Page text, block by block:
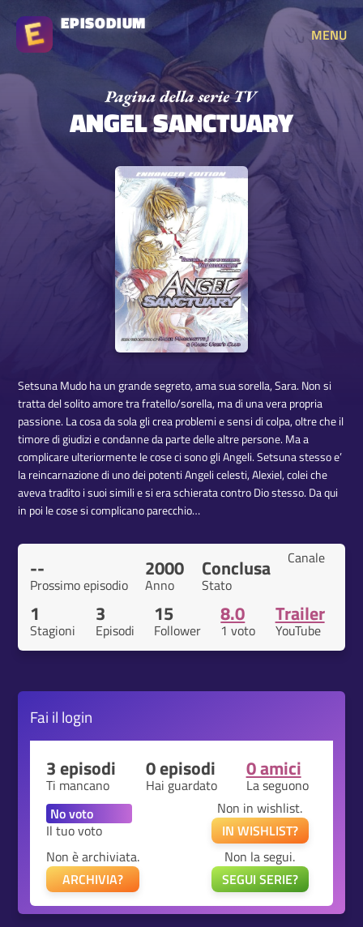
EPISODIUM
MENU
ANGEL SANCTUARY
Setsuna Mudo ha un grande segreto, ama sua sorella, Sara. Non si
tratta del solito amore tra fratello/sorella, ma di una vera propria
passione. La cosa da sola gli crea problemi e sensi di colpa, oltre che il
timore di giudizi e condanne da parte delle altre persone. Ma a
complicare ulteriormente le cose ci sono gli Angeli. Setsuna stesso e’
la reincarnazione di uno dei potenti Angeli celesti, Alexiel, colei che
aveva tradito i suoi simili e si era schierata contro Dio stesso. Da qui
in poi le cose si complicano parecchio…
--
Prossimo episodio
2000
Anno
Conclusa
Stato
Canale
1
Stagioni
3
Episodi
15
Follower
8.0
1 voto
Trailer
YouTube
Fai il login
3 episodi
Ti mancano
0 episodi
Hai guardato
0 amici
La seguono
Il tuo voto
Non in wishlist.
IN WISHLIST?
Non è archiviata.
ARCHIVIA?
Non la segui.
SEGUI SERIE?